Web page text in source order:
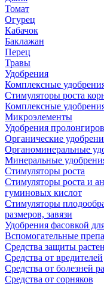
Томат
Огурец
Кабачок
Баклажан
Перец
Травы
Удобрения
Комплексные
Стимуляторы роста
Комплексные
Микроэлементы
Удобрения
Органические
Органоминеральные
Минеральные
Стимуляторы роста
Стимуляторы роста и
гуминовых кислот
Стимуляторы
размеров, завязи
Удобрения фасовкой
Вспомогательные
Средства защиты
Средства от вредителей
Средства от болезней
Средства от сорняков